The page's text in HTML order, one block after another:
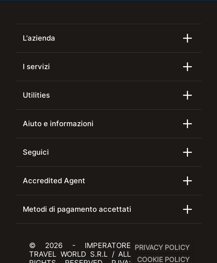
L'azienda
I servizi
Utilities
Aiuto e informazioni
Seguici
Accredited Agent
Metodi di pagamento accettati
© 2026 - IMPERATORE
TRAVEL WORLD S.R.L / ALL
PRIVACY POLICY
COOKIE POLICY